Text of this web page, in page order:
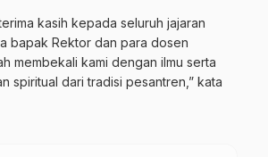
kasih kepada seluruh jajaran
bapak Rektor dan para dosen
membekali kami dengan ilmu serta
spiritual dari tradisi pesantren,” kata